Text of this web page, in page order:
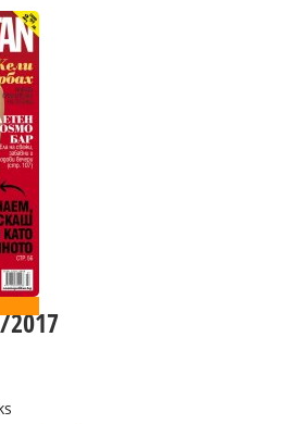
2017